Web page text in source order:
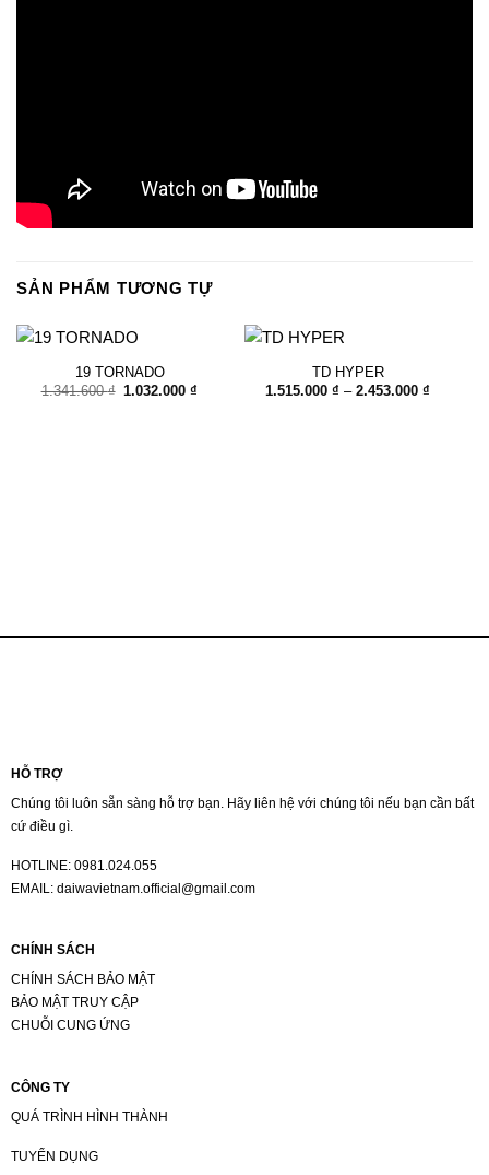
SẢN PHẨM TƯƠNG TỰ
19 TORNADO
1.341.600₫ Giá
1.032.000₫
TD HYPER
1.515.000 ₫ – 2.453.000 ₫
HỖ TRỢ
Chúng tôi luôn sẵn sàng hỗ trợ bạn. Hãy liên hệ với chúng tôi nếu bạn cần bất
cứ điều gì.
HOTLINE: 0981.024.055
EMAIL: daiwavietnam.official@gmail.com
CHÍNH SÁCH
CHÍNH SÁCH BẢO MẬT
BẢO MẬT TRUY CẬP
CHUỖI CUNG ỨNG
CÔNG TY
QUÁ TRÌNH HÌNH THÀNH
TUYỂN DỤNG